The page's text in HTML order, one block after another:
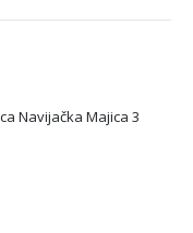
Navijačka Majica 3